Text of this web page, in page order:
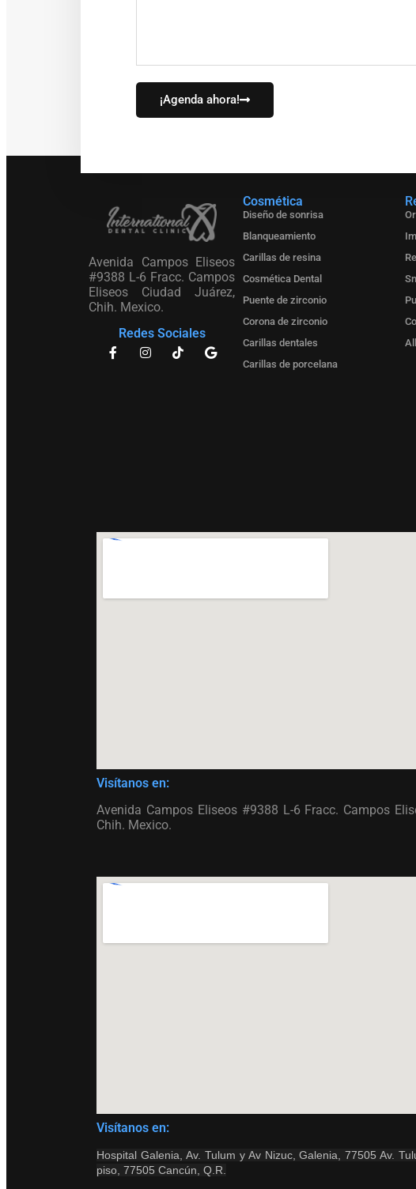
¡Agenda ahora!
Avenida Campos Eliseos
#9388 L-6 Fracc. Campos
Eliseos Ciudad Juárez,
Chih. Mexico.
Redes Sociales
Cosmética
Diseño de sonrisa
Blanqueamiento
Carillas de resina
Cosmética Dental
Puente de zirconio
Corona de zirconio
Carillas dentales
Carillas de porcelana
Visítanos en:
Avenida Campos Eliseos #9388 L-6 Fracc. Campos
Chih. Mexico.
Visítanos en:
Hospital Galenia, Av. Tulum y Av Nizuc, Galenia, 77505 Av.
piso, 77505 Cancún, Q.R.